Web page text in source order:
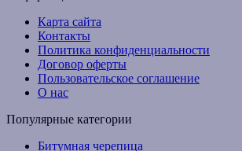
Карта сайта
Контакты
Политика конфиденциальности
Договор оферты
Пользовательское соглашение
О нас
Популярные категории
Битумная черепица